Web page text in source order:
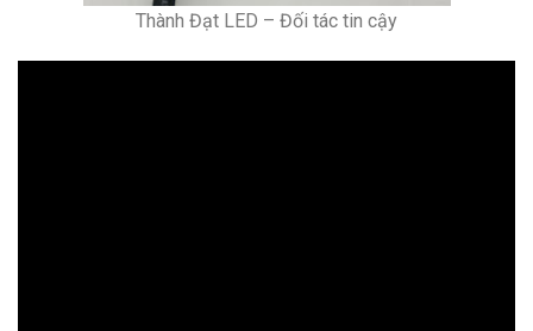
Thành Đạt LED – Đối tác tin cậy